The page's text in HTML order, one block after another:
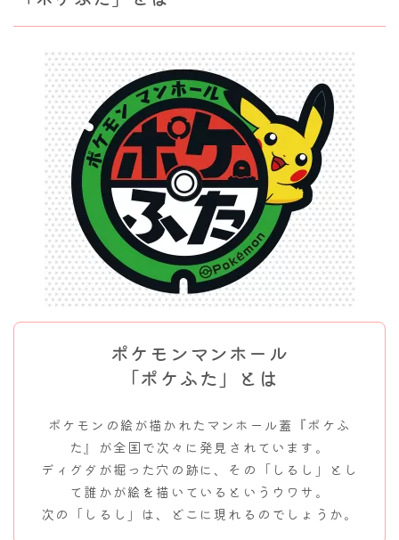
ポケモンマンホール
「ポケふた」とは
ポケモンの絵が描かれたマンホール蓋『ポケふ
た』が全国で次々に発見されています。
ディグダが掘った穴の跡に、その「しるし」とし
て誰かが絵を描いているというウワサ。
次の「しるし」は、どこに現れるのでしょうか。